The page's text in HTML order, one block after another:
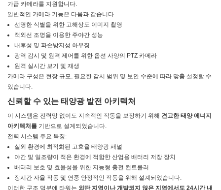
가급 카메라를 지원합니다.
일반적인 카메라 기능은 다음과 같습니다.
선명한 식별을 위한 고해상도 이미지 촬영
적외선 조명을 이용한 주야간 성능
내후성 및 파손방지성 하우징
광역 감시 및 원격 제어를 위한 옵션 사양의 PTZ 카메라
원격 실시간 보기 및 재생
카메라 구성은 현장 규모, 필요한 감시 범위 및 보안 수준에 따라 맞춤 설정할 수
있습니다.
신뢰할 수 있는 태양광 발전 아키텍처
이 시스템은 전력망 없이도 지속적인 작동을 보장하기 위해 견고한 태양 에너지
아키텍처를 기반으로 설계되었습니다.
전력 시스템 주요 특징:
실외 환경에 최적화된 고효율 태양광 패널
야간 및 일조량이 적은 환경에 적합한 산업용 배터리 저장 장치
배터리 보호 및 효율성을 위한 지능형 충전 컨트롤러
장시간 자율 작동 및 연중 안정적인 작동을 위해 설계되었습니다.
이러한 구조 덕분에 타워는 외딴 지역이나 개발되지 않은 지역에서도 24시간 내